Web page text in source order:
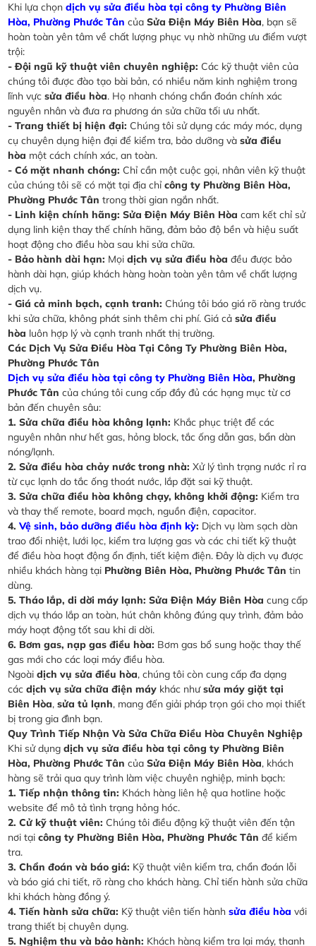
Khi lựa chọndịch vụ sửa điều hòa tại công ty Phường Biên
Hòa, Phường Phước Tân củaSửa Điện Máy Biên Hòa, bạn sẽ
hoàn toàn yên tâm về chất lượng phục vụ nhờ những ưu điểm vượt
trội:
- Đội ngũ kỹ thuật viên chuyên nghiệp: Các kỹ thuật viên của
chúng tôi được đào tạo bài bản, có nhiều năm kinh nghiệm trong
lĩnh vựcsửa điều hòa. Họ nhanh chóng chẩn đoán chính xác
nguyên nhân và đưa ra phương án sửa chữa tối ưu nhất.
- Trang thiết bị hiện đại: Chúng tôi sử dụng các máy móc, dụng
cụ chuyên dụng hiện đại để kiểm tra, bảo dưỡng vàsửa điều
hòa một cách chính xác, an toàn.
- Có mặt nhanh chóng: Chỉ cần một cuộc gọi, nhân viên kỹ thuật
của chúng tôi sẽ có mặt tại địa chỉcông ty Phường Biên Hòa,
Phường Phước Tân trong thời gian ngắn nhất.
- Linh kiện chính hãng: Sửa Điện Máy Biên Hòa cam kết chỉ sử
dụng linh kiện thay thế chính hãng, đảm bảo độ bền và hiệu suất
hoạt động cho điều hòa sau khi sửa chữa.
- Bảo hành dài hạn: Mọidịch vụ sửa điều hòa đều được bảo
hành dài hạn, giúp khách hàng hoàn toàn yên tâm về chất lượng
dịch vụ.
- Giá cả minh bạch, cạnh tranh: Chúng tôi báo giá rõ ràng trước
khi sửa chữa, không phát sinh thêm chi phí. Giá cảsửa điều
hòa luôn hợp lý và cạnh tranh nhất thị trường.
Các Dịch Vụ Sửa Điều Hòa Tại Công Ty Phường Biên Hòa,
Phường Phước Tân
Dịch vụ sửa điều hòa tại công ty Phường Biên Hòa, Phường
Phước Tân của chúng tôi cung cấp đầy đủ các hạng mục từ cơ
bản đến chuyên sâu:
1. Sửa chữa điều hòa không lạnh: Khắc phục triệt để các
nguyên nhân như hết gas, hỏng block, tắc ống dẫn gas, bẩn dàn
nóng/lạnh.
2. Sửa điều hòa chảy nước trong nhà: Xử lý tình trạng nước rỉ ra
từ cục lạnh do tắc ống thoát nước, lắp đặt sai kỹ thuật.
3. Sửa chữa điều hòa không chạy, không khởi động: Kiểm tra
và thay thế remote, board mạch, nguồn điện, capacitor.
4. Vệ sinh, bảo dưỡng điều hòa định kỳ: Dịch vụ làm sạch dàn
trao đổi nhiệt, lưới lọc, kiểm tra lượng gas và các chi tiết kỹ thuật
để điều hòa hoạt động ổn định, tiết kiệm điện. Đây là dịch vụ được
nhiều khách hàng tại Phường Biên Hòa, Phường Phước Tân tin
dùng.
5. Tháo lắp, di dời máy lạnh: Sửa Điện Máy Biên Hòa cung cấp
dịch vụ tháo lắp an toàn, hút chân không đúng quy trình, đảm bảo
máy hoạt động tốt sau khi di dời.
6. Bơm gas, nạp gas điều hòa: Bơm gas bổ sung hoặc thay thế
gas mới cho các loại máy điều hòa.
Ngoàidịch vụ sửa điều hòa, chúng tôi còn cung cấp đa dạng
cácdịch vụ sửa chữa điện máy khác nhưsửa máy giặt tại
Biên Hòa,sửa tủ lạnh, mang đến giải pháp trọn gói cho mọi thiết
bị trong gia đình bạn.
Quy Trình Tiếp Nhận Và Sửa Chữa Điều Hòa Chuyên Nghiệp
Khi sử dụngdịch vụ sửa điều hòa tại công ty Phường Biên
Hòa, Phường Phước Tân củaSửa Điện Máy Biên Hòa, khách
hàng sẽ trải qua quy trình làm việc chuyên nghiệp, minh bạch:
1. Tiếp nhận thông tin: Khách hàng liên hệ qua hotline hoặc
website để mô tả tình trạng hỏng hóc.
2. Cử kỹ thuật viên: Chúng tôi điều động kỹ thuật viên đến tận
nơi tạicông ty Phường Biên Hòa, Phường Phước Tân để kiểm
tra.
3. Chẩn đoán và báo giá: Kỹ thuật viên kiểm tra, chẩn đoán lỗi
và báo giá chi tiết, rõ ràng cho khách hàng. Chỉ tiến hành sửa chữa
khi khách hàng đồng ý.
4. Tiến hành sửa chữa: Kỹ thuật viên tiến hànhsửa điều hòa với
trang thiết bị chuyên dụng.
5. Nghiệm thu và bảo hành: Khách hàng kiểm tra lại máy, thanh